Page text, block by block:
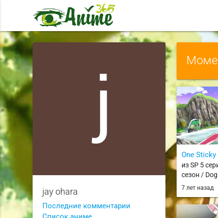
jay ohara
Последние комментарии
One
из SP 5
сезон /
7 лет назад